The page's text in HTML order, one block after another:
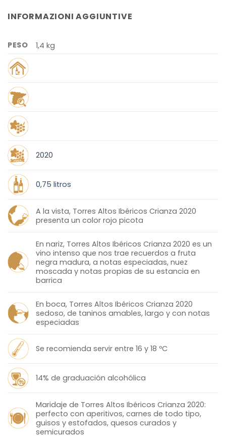
INFORMAZIONI AGGIUNTIVE
PESO 1,4 kg
2020
0,75 litros
A la vista, Torres Altos Ibéricos Crianza 2020
presenta un color rojo picota
En nariz, Torres Altos Ibéricos Crianza 2020 es un
vino intenso que nos trae recuerdos a fruta
negra madura, a notas especiadas, nuez
moscada y notas propias de su estancia en
barrica
En boca, Torres Altos Ibéricos Crianza 2020
sedoso, de taninos amables, largo y con notas
especiadas
Se recomienda servir entre 16 y 18 ºC
14% de graduación alcohólica
Maridaje de Torres Altos Ibéricos Crianza 2020:
perfecto con aperitivos, carnes de todo tipo,
guisos y estofados, quesos curados y
semicurados